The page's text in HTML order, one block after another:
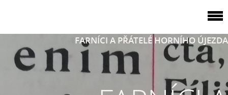
FARNÍCI A PŘÁTELÉ HORNÍHO ÚJEZDA